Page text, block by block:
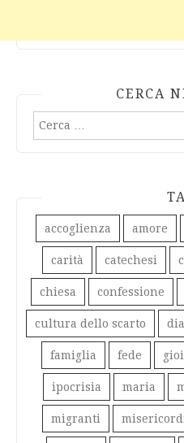
CERCA
Ricerca
per:
accoglienza amore
carità catechesi
chiesa confessione
cultura dello scarto
famiglia fede
ipocrisia maria
migranti